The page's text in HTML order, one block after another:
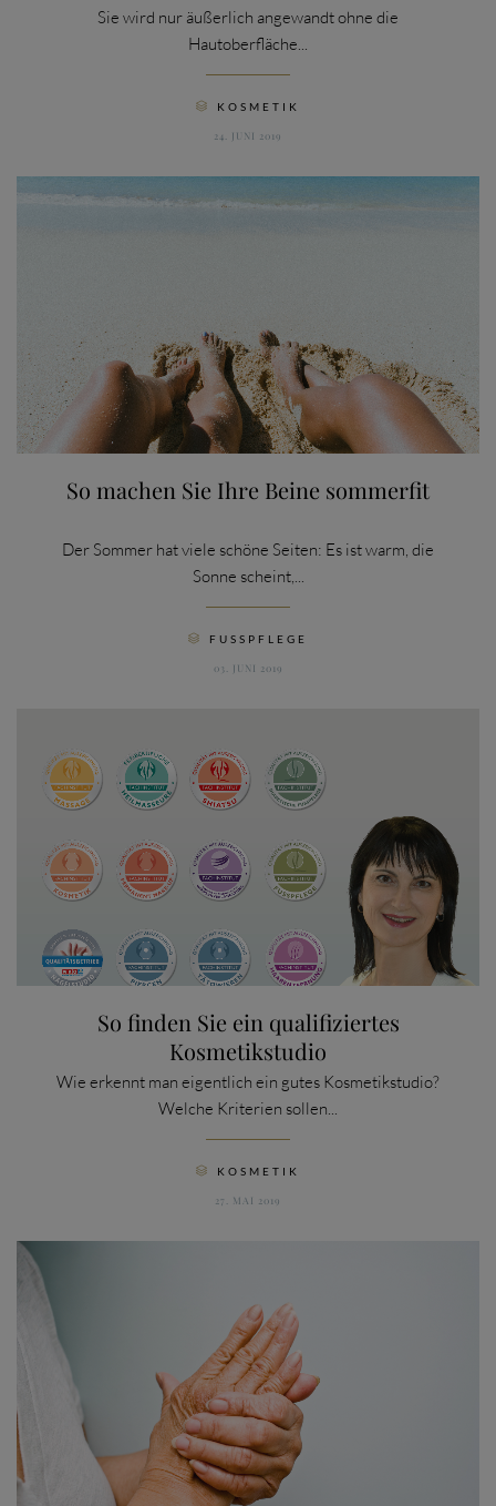
Sie wird nur äußerlich angewandt ohne die
Hautoberfläche...
 KOSMETIK
24. JUNI 2019
So machen Sie Ihre Beine sommerfit
Der Sommer hat viele schöne Seiten: Es ist warm, die
Sonne scheint,...
 FUSSPFLEGE
03. JUNI 2019
So finden Sie ein qualifiziertes
Kosmetikstudio
Wie erkennt man eigentlich ein gutes Kosmetikstudio?
Welche Kriterien sollen...
 KOSMETIK
27. MAI 2019